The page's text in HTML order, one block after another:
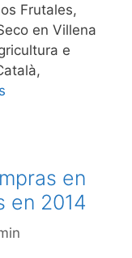
Frutales,
en Villena
e
en
en 2014